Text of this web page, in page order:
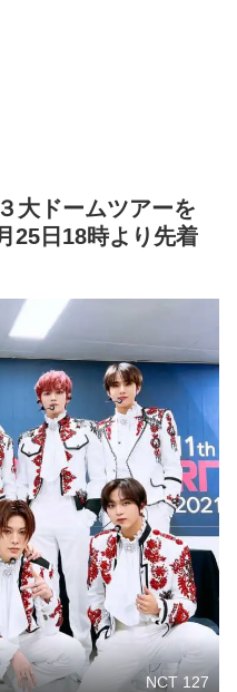
大ドームツアーを
25日18時より先着
NCT 127